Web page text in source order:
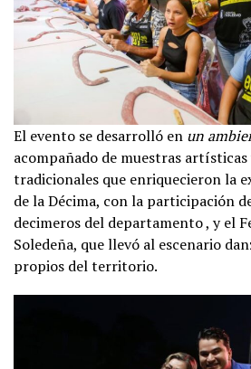
El evento se desarrolló en un
acompañado de muestras artísticas
tradicionales que enriquecieron la
de la Décima, con la participación
decimeros del departamento , y el
Soledeña, que llevó al escenario
propios del territorio.